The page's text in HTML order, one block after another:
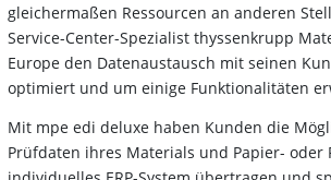
gleichermaßen Ressourcen an anderen
Service-Center-Spezialist thyssenkrupp
Europe den Datenaustausch mit seinen
optimiert und um einige Funktionalitäten
Mit mpe edi deluxe haben Kunden die
Prüfdaten ihres Materials und Papier- oder